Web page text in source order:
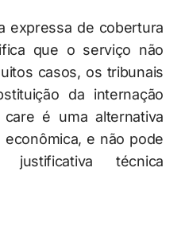
expressa de cobertura
que o serviço não
casos, os tribunais
da internação
é uma alternativa
e não pode
técnica